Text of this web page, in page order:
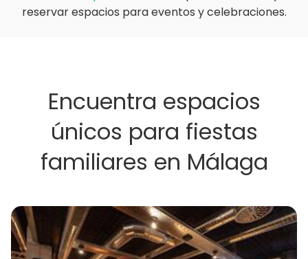
reservar espacios para eventos y celebraciones.
Encuentra espacios
únicos para fiestas
familiares en Málaga